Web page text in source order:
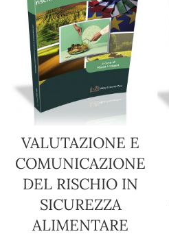
VALUTAZIONE E
COMUNICAZIONE
DEL RISCHIO IN
SICUREZZA
ALIMENTARE